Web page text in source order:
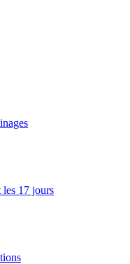
les 17 jours